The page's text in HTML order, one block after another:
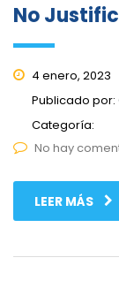
No
4 enero, 2023
Publicado por:
Categoría:
No hay
LEER MÁS